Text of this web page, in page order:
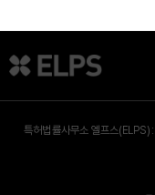
특허법률사무소 엘프스(ELPS) :